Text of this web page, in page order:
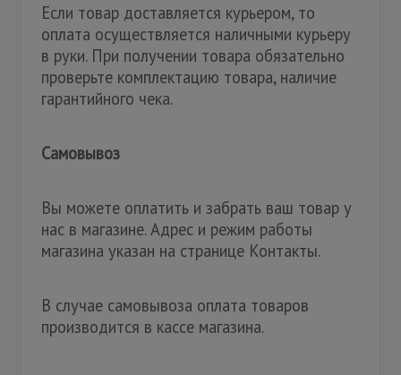
Если товар доставляется курьером, то
оплата осуществляется наличными курьеру
в руки. При получении товара обязательно
проверьте комплектацию товара, наличие
гарантийного чека.
Самовывоз
Вы можете оплатить и забрать ваш товар у
нас в магазине. Адрес и режим работы
магазина указан на странице Контакты.
В случае самовывоза оплата товаров
производится в кассе магазина.